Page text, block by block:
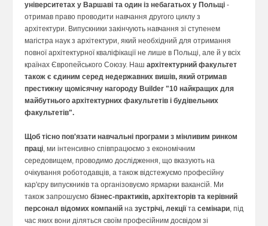
університетах у Варшаві та один із небагатьох у Польщі -
отримав право проводити навчання другого циклу з
архітектури. Випускники закінчують навчання зі ступенем
магістра наук з архітектури, який необхідний для отримання
повної архітектурної кваліфікації не лише в Польщі, але й у всіх
країнах Європейського Союзу. Наш архітектурний факультет
також є єдиним серед недержавних вишів, який отримав
престижну щомісячну нагороду Builder "10 найкращих для
майбутнього архітектурних факультетів і будівельних
факультетів".
Щоб тісно пов'язати навчальні програми з мінливим ринком
праці, ми інтенсивно співпрацюємо з економічним
середовищем, проводимо дослідження, що вказують на
очікування роботодавців, а також відстежуємо професійну
кар'єру випускників та організовуємо ярмарки вакансій. Ми
також запрошуємо бізнес-практиків, архітекторів та керівний
персонал відомих компаній на зустрічі, лекціїта семінари, під
час яких вони діляться своїм професійним досвідом зі